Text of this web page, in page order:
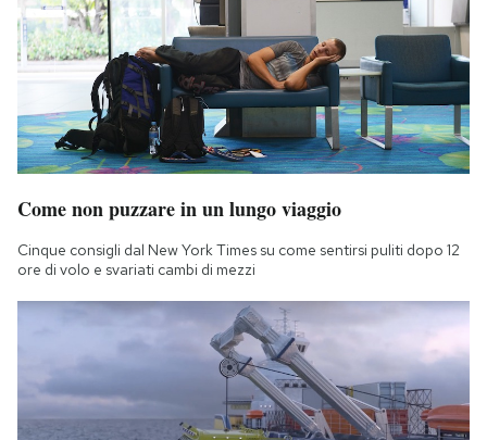
Come non puzzare in un lungo viaggio
Cinque consigli dal New York Times su come sentirsi puliti dopo 12
ore di volo e svariati cambi di mezzi